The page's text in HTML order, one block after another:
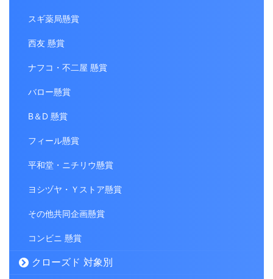
スギ薬局懸賞
西友 懸賞
ナフコ・不二屋 懸賞
バロー懸賞
B＆D 懸賞
フィール懸賞
平和堂・ニチリウ懸賞
ヨシヅヤ・Ｙストア懸賞
その他共同企画懸賞
コンビニ 懸賞
クローズド 対象別